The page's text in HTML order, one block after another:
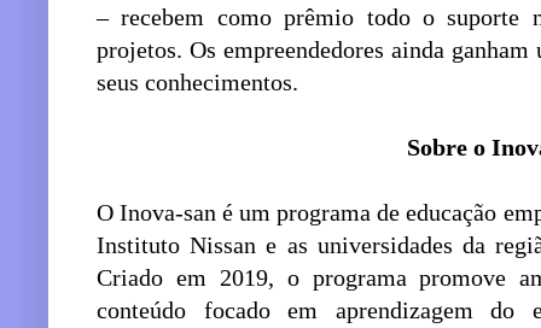
– recebem como prêmio todo o suporte
projetos. Os empreendedores ainda
seus conhecimentos.
Sobre o
O Inova-san é um programa de educação
Instituto Nissan e as universidades da
Criado em 2019, o programa promove
conteúdo focado em aprendizagem do